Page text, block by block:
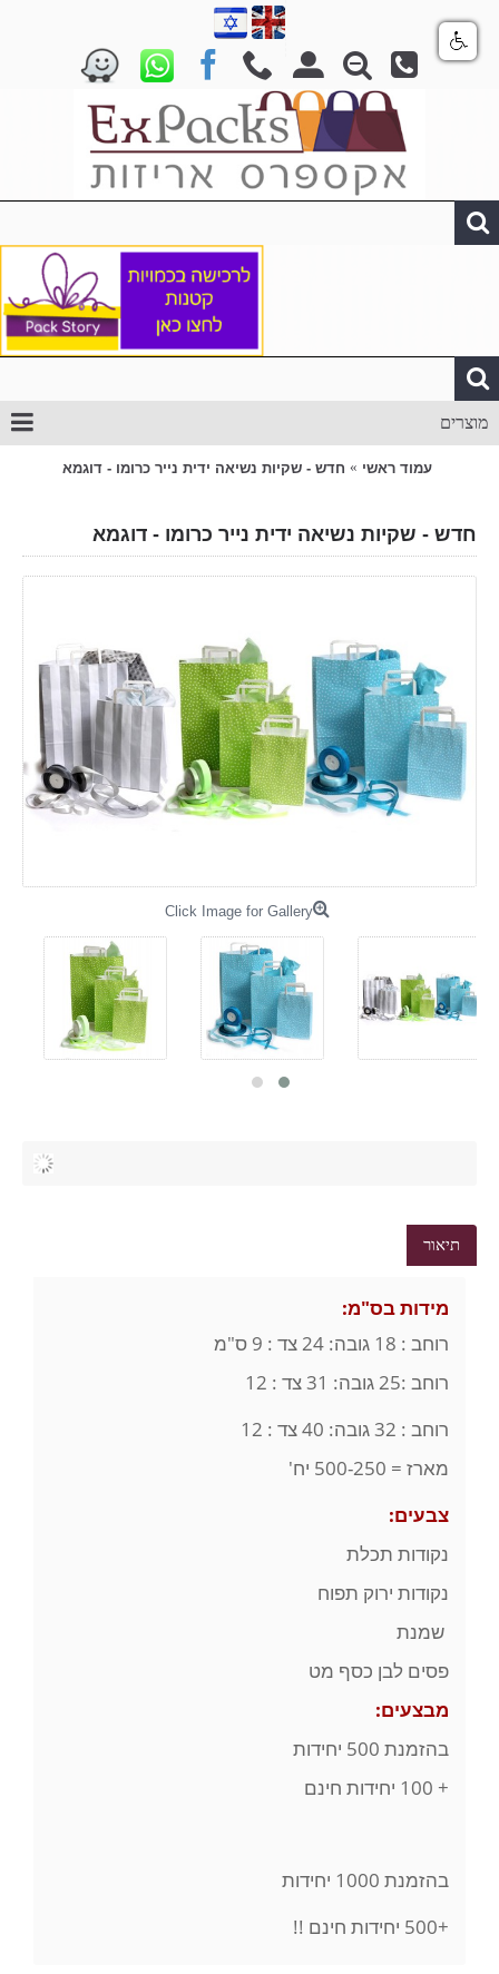
מוצרים
עמוד ראשי חדש - שקיות נשיאה ידית נייר כרומו - דוגמא
חדש - שקיות נשיאה ידית נייר כרומו - דוגמא
Click Image for Gallery
תיאור
מידות בס"מ:
רוחב : 18 גובה: 24 צד : 9 ס"מ
רוחב :25 גובה: 31 צד : 12
רוחב : 32 גובה: 40 צד : 12
מארז = 500-250 יח'
צבעים:
נקודות תכלת
נקודות ירוק תפוח
שמנת
פסים לבן כסף מט
מבצעים:
בהזמנת 500 יחידות
+ 100 יחידות חינם
בהזמנת 1000 יחידות
+500 יחידות חינם !!